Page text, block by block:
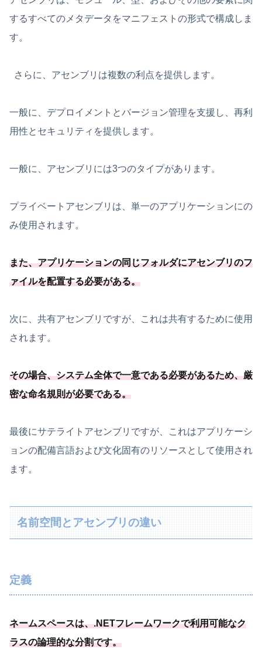
するすべてのメタデータをマニフェストの形式で構成しま
す。
さらに、アセンブリは複数の利点を提供します。
一般に、デプロイメントとバージョン管理を支援し、再利
用性とセキュリティを提供します。
一般に、アセンブリには3つのタイプがあります。
プライベートアセンブリは、単一のアプリケーションにの
み使用されます。
また、アプリケーションの同じフォルダにアセンブリのフ
ァイルを配置する必要がある。
次に、共有アセンブリですが、これは共有するために使用
されます。
その場合、システム全体で一意である必要があるため、厳
密な命名規則が必要である。
最後にサテライトアセンブリですが、これはアプリケーシ
ョンの配備言語および文化固有のリソースとして使用され
ます。
名前空間とアセンブリの違い
定義
ネームスペースは、.NETフレームワークで利用可能なク
ラスの論理的な分割です。